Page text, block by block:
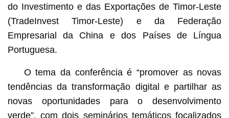
do Investimento e das Exportações de Timor‑Leste
(TradeInvest Timor-Leste) e da Federação
Empresarial da China e dos Países de Língua
Portuguesa.
O tema da conferência é “promover as novas
tendências da transformação digital e partilhar as
novas oportunidades para o desenvolvimento
verde”, com dois seminários temáticos focalizados